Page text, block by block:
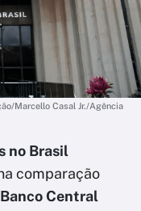
Marcello Casal Jr./Agência
no Brasil
comparação
Banco Central